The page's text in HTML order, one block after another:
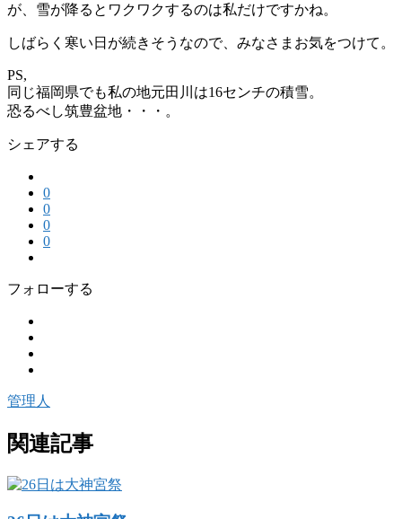
が、雪が降るとワクワクするのは私だけですかね。
しばらく寒い日が続きそうなので、みなさまお気をつけて。
PS,
同じ福岡県でも私の地元田川は16センチの積雪。
恐るべし筑豊盆地・・・。
シェアする
0
0
0
0
フォローする
管理人
関連記事